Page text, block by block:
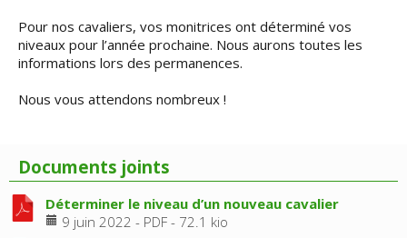
Pour nos cavaliers, vos monitrices ont déterminé vos
niveaux pour l’année prochaine. Nous aurons toutes les
informations lors des permanences.
Nous vous attendons nombreux !
Documents joints
Déterminer le niveau d’un nouveau cavalier
9 juin 2022 - PDF - 72.1 kio